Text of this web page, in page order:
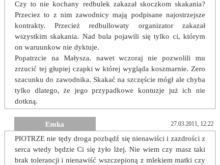
Czy to nie kochany redbulek zakazał skoczkom skakania?
Przeciez to z nim zawodnicy mają podpisane najostrzejsze
kontrakty. Przecież redbullowaty organizator zakazał
wszystkim skakania. Nad bula pojawili się tylko ci, którym
on waruunkow nie dyktuje.
Popatrzcie na Małysza. nawet wczoraj nie pozwolili mu
zrzucić tej głupiej czapki w której wygląda koszmarnie. Zero
szacunku do zawodnika. Skakać na szczęście mógł ale chyba
tylko dlatego, że jego przypadkowe kontuzje już ich nie
dotkną.
Emka 27.03.2011, 12:22
PIOTRZE nie tędy droga pozbądź się nienawiści i zazdrości z
serca wtedy będzie Ci się żyło lżej. Nie wiem czy masz taki
brak tolerancji i nienawiść wszczepioną z mlekiem matki czy